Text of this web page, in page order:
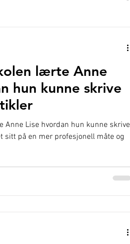
lærte Anne
hun kunne skrive
Lise hvordan hun kunne skrive
sitt på en mer profesjonell måte og